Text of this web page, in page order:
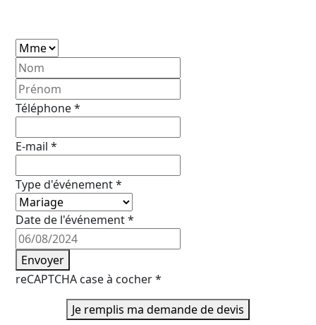
Téléphone*
E-mail *
Type d'événement*
Date de l'événement*
Envoyer
reCAPTCHA case à cocher*
Je remplis ma demande de devis